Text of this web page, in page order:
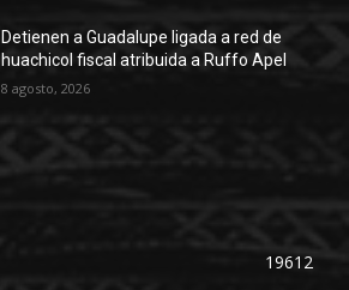
Detienen a Guadalupe ligada a red de
huachicol fiscal atribuida a Ruffo Apel
8 agosto, 2026
19612